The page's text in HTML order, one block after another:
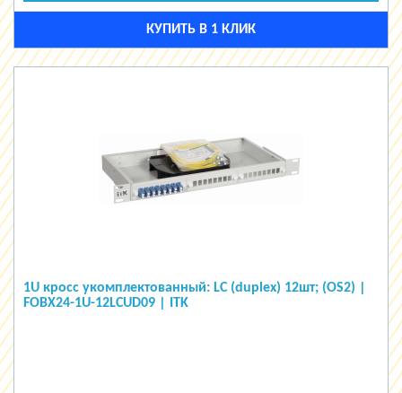
КУПИТЬ В 1 КЛИК
1U кросс укомплектованный: LC (duplex) 12шт; (OS2) |
FOBX24-1U-12LCUD09 | ITK